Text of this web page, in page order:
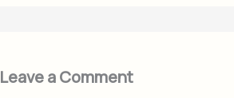
Leave a Comment